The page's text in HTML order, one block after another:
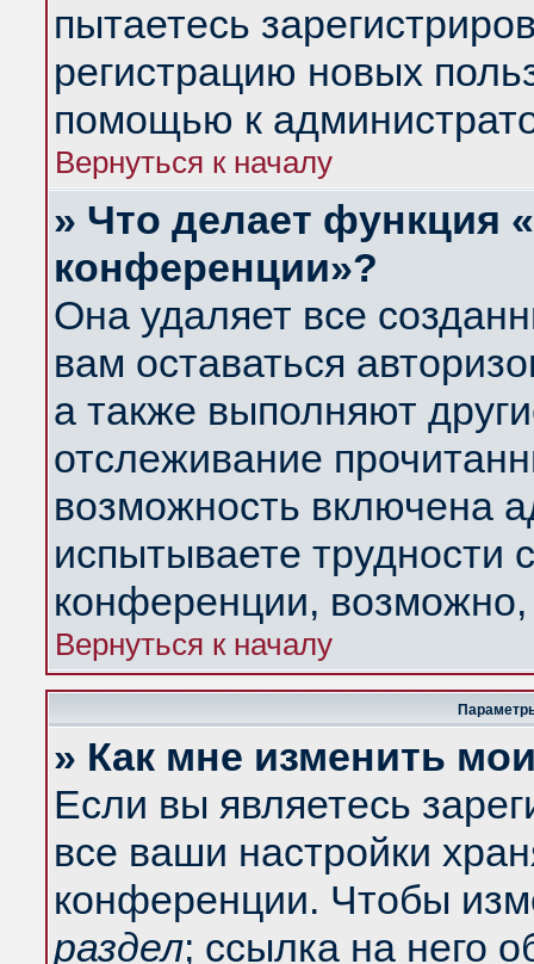
пытаетесь
регистрацию новых
помощью к
Вернуться к началу
» Что делает функция
конференции»?
Она удаляет все
вам оставаться
а также выполняют
отслеживание
возможность включена
испытываете трудности
конференции,
Вернуться к началу
» Как мне изменить
Если вы являетесь
все ваши настройки
конференции. Чтобы
раздел; ссылка на него